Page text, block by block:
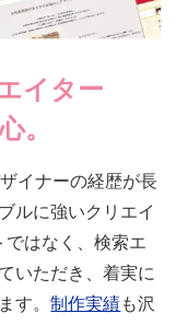
イター
。
イナーの経歴が長
ルに強いクリエイ
ではなく、検索エ
いただき、着実に
す。制作実績も沢